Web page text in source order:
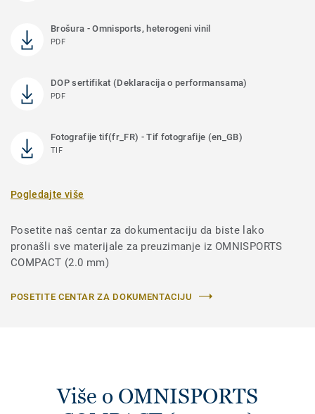
Brošura - Omnisports, heterogeni vinil
PDF
DOP sertifikat (Deklaracija o performansama)
PDF
Fotografije tif(fr_FR) - Tif fotografije (en_GB)
TIF
Pogledajte više
Posetite naš centar za dokumentaciju da biste lako
pronašli sve materijale za preuzimanje iz OMNISPORTS
COMPACT (2.0 mm)
POSETITE CENTAR ZA DOKUMENTACIJU
Više o OMNISPORTS